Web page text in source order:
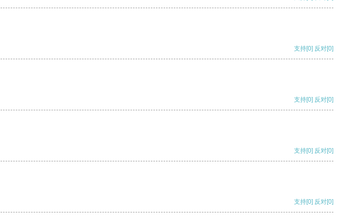
支持[0] 反对[0]
支持[0] 反对[0]
支持[0] 反对[0]
支持[0] 反对[0]